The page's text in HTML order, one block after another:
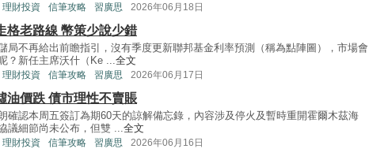
理財投資 信筆攻略 習廣思 2026年06月18日
格老路線 幣策少說少錯
局不再給出前瞻指引，沒有季度更新聯邦基金利率預測（稱為點陣圖），市場會
？新任主席沃什（Ke ...全文
理財投資 信筆攻略 習廣思 2026年06月17日
油價跌 債市理性不賣賬
確認本周五簽訂為期60天的諒解備忘錄，內容涉及停火及暫時重開霍爾木茲海
議細節尚未公布，但雙 ...全文
理財投資 信筆攻略 習廣思 2026年06月16日